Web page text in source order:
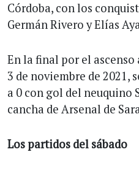
Córdoba, con los
Germán Rivero y Elías
En la final por el
3 de noviembre de 2021,
a 0 con gol del neuquino
cancha de Arsenal de
Los partidos del sábado